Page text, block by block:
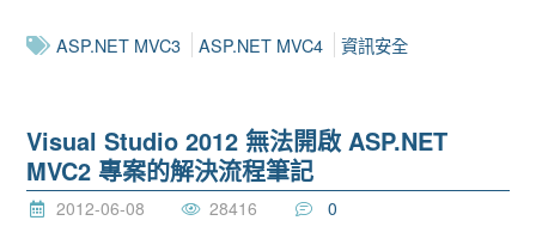
ASP.NET MVC3 ASP.NET MVC4 資訊安全
Visual Studio 2012 無法開啟 ASP.NET
MVC2 專案的解決流程筆記
2012-06-08 28416 0